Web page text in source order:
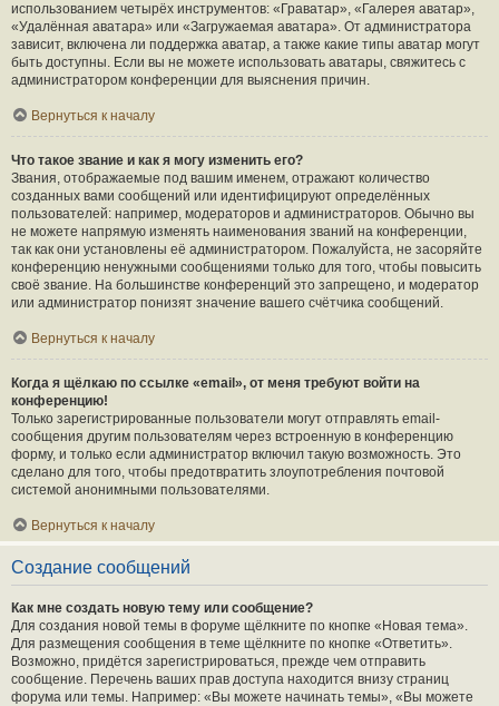
использованием четырёх инструментов: «Граватар», «Галерея аватар»,
«Удалённая аватара» или «Загружаемая аватара». От администратора
зависит, включена ли поддержка аватар, а также какие типы аватар могут
быть доступны. Если вы не можете использовать аватары, свяжитесь с
администратором конференции для выяснения причин.
Вернуться к началу
Что такое звание и как я могу изменить его?
Звания, отображаемые под вашим именем, отражают количество
созданных вами сообщений или идентифицируют определённых
пользователей: например, модераторов и администраторов. Обычно вы
не можете напрямую изменять наименования званий на конференции,
так как они установлены её администратором. Пожалуйста, не засоряйте
конференцию ненужными сообщениями только для того, чтобы повысить
своё звание. На большинстве конференций это запрещено, и модератор
или администратор понизят значение вашего счётчика сообщений.
Вернуться к началу
Когда я щёлкаю по ссылке «email», от меня требуют войти на
конференцию!
Только зарегистрированные пользователи могут отправлять email-
сообщения другим пользователям через встроенную в конференцию
форму, и только если администратор включил такую возможность. Это
сделано для того, чтобы предотвратить злоупотребления почтовой
системой анонимными пользователями.
Вернуться к началу
Создание сообщений
Как мне создать новую тему или сообщение?
Для создания новой темы в форуме щёлкните по кнопке «Новая тема».
Для размещения сообщения в теме щёлкните по кнопке «Ответить».
Возможно, придётся зарегистрироваться, прежде чем отправить
сообщение. Перечень ваших прав доступа находится внизу страниц
форума или темы. Например: «Вы можете начинать темы», «Вы можете